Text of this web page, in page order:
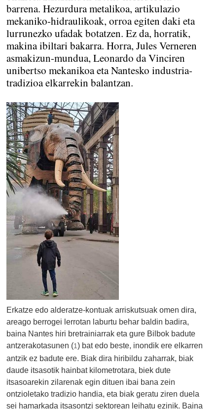
barrena. Hezurdura metalikoa, artikulazio
mekaniko-hidraulikoak, orroa egiten daki eta
lurrunezko ufadak botatzen. Ez da, horratik,
makina ibiltari bakarra. Horra, Jules Verneren
asmakizun-mundua, Leonardo da Vinciren
unibertso mekanikoa eta Nantesko industria-
tradizioa elkarrekin balantzan.
Erkatze edo alderatze-kontuak arriskutsuak omen dira,
areago berrogei lerrotan laburtu behar baldin badira,
baina Nantes hiri bretrainiarrak eta gure Bilbok badute
antzerakotasunen (1) bat edo beste, inondik ere elkarren
antzik ez badute ere. Biak dira hiribildu zaharrak, biak
daude itsasotik hainbat kilometrotara, biek dute
itsasoarekin zilarenak egin dituen ibai bana zein
ontzioletako tradizio handia, eta biak geratu ziren duela
sei hamarkada itsasontzi sektorean leihatu ezinik. Baina